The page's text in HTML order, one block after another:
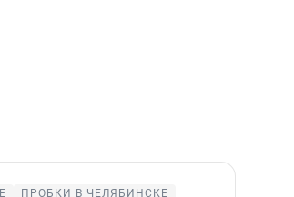
ПРОБКИ В ЧЕЛЯБИНСКЕ